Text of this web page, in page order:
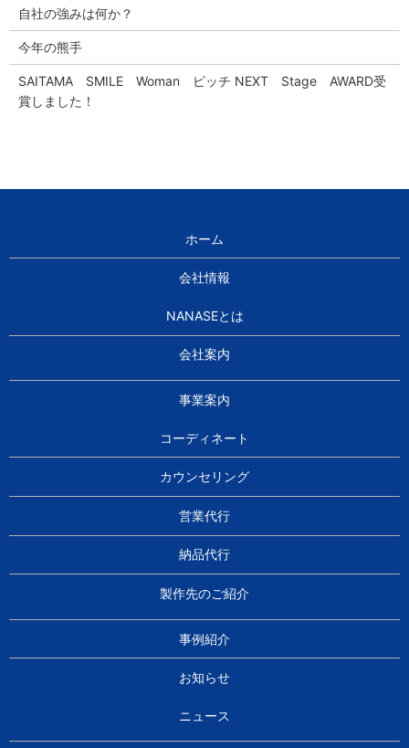
自社の強みは何か？
今年の熊手
SAITAMA SMILE Woman ピッチ NEXT Stage AWARD受
賞しました！
ホーム
会社情報
NANASEとは
会社案内
事業案内
コーディネート
カウンセリング
営業代行
納品代行
製作先のご紹介
事例紹介
お知らせ
ニュース